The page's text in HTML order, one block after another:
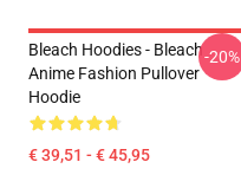
Bleach Hoodies - Bleach
Anime Fashion Pullover
Hoodie
€ 39,51 - € 45,95
-20%